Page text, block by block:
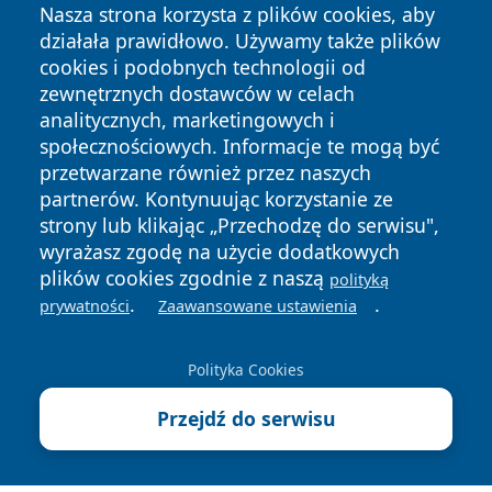
Nasza strona korzysta z plików cookies, aby
działała prawidłowo. Używamy także plików
cookies i podobnych technologii od
zewnętrznych dostawców w celach
analitycznych, marketingowych i
społecznościowych. Informacje te mogą być
przetwarzane również przez naszych
partnerów. Kontynuując korzystanie ze
strony lub klikając „Przechodzę do serwisu",
wyrażasz zgodę na użycie dodatkowych
plików cookies zgodnie z naszą polityką
prywatności. Zaawansowane ustawienia .
Polityka Cookies
Przejdź do serwisu
Copyright © 2026 jeleniagoraonline.pl Wszystkie prawa
zastrzeżone.
Prywatności